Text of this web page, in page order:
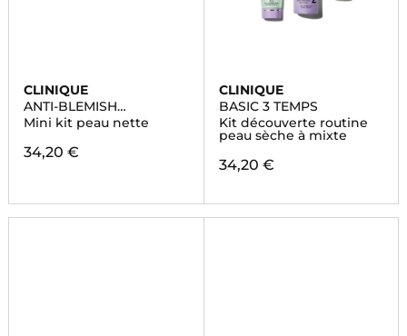
CLINIQUE
ANTI-BLEMISH
SOLUTIONS™
Mini kit peau nette
34,20 €
CLINIQUE
BASIC 3 TEMPS
Kit découverte routine
peau sèche à mixte
34,20 €